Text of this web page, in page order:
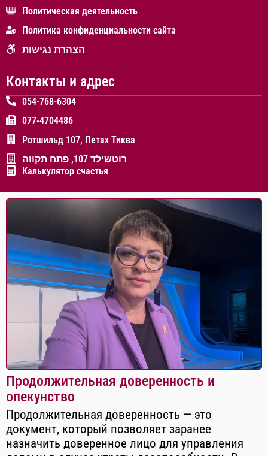
Политическая деятельность
Политика конфиденциальности сайта
הצהרת נגישות
Контакты и адрес
054-768-6304
077-4704486
Ротшильд 107, Петах Тиква
רוטשילד 107, פתח תקווה
Калькулятор счастья
Продолжительная доверенность и
опекунство
Продолжительная доверенность — это
документ, который позволяет заранее
назначить доверенное лицо для управления